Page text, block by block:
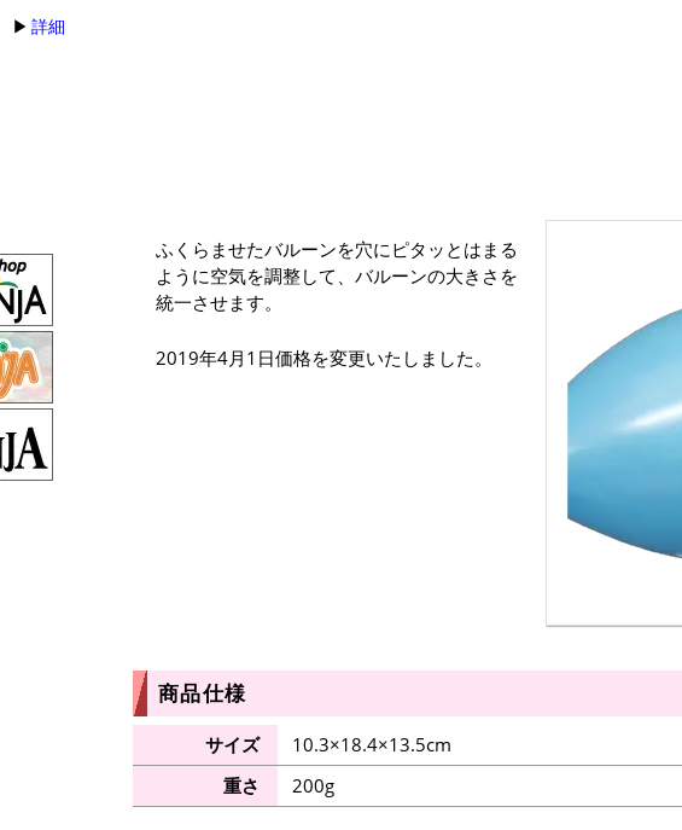
詳細
ふくらませたバルーンを穴にピタッとはまる
ように空気を調整して、バルーンの大きさを
統一させます。
2019年4月1日価格を変更いたしました。
商品仕様
サイズ
10.3×18.4×13.5cm
重さ
200g